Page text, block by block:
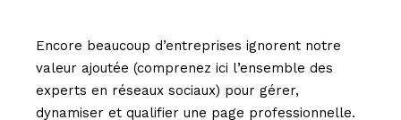
Encore beaucoup d’entreprises ignorent notre
valeur ajoutée (comprenez ici l’ensemble des
experts en réseaux sociaux) pour gérer,
dynamiser et qualifier une page professionnelle.